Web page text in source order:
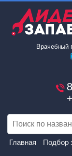
Врачебный
Главная Подбор